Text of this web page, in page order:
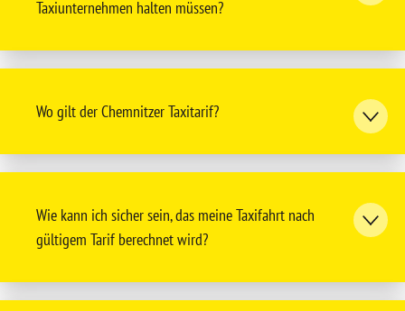
Taxiunternehmen halten müssen?
Wo gilt der Chemnitzer Taxitarif?
Wie kann ich sicher sein, das meine Taxifahrt nach
gültigem Tarif berechnet wird?